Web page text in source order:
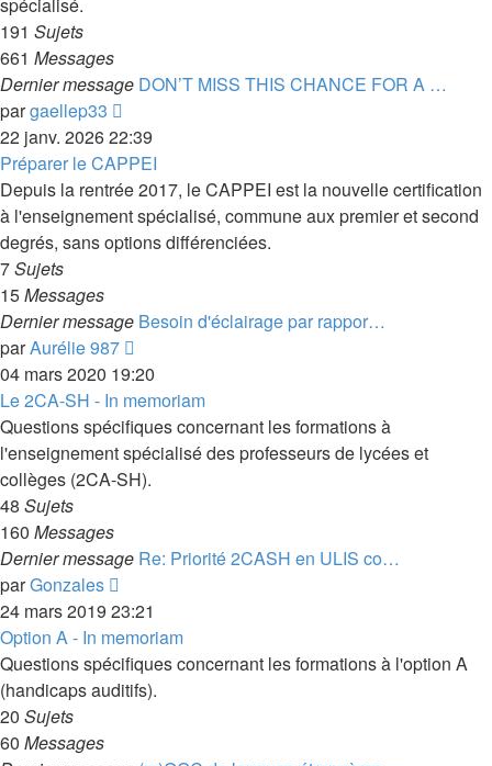
191 Sujets
661 Messages
Dernier message DON’T MISS THIS CHANCE FOR A …
pargaellep33
le
dernier
message
22 janv. 2026 22:39
Préparer le CAPPEI
Depuis la rentrée 2017, le CAPPEI est la nouvelle certification
à l'enseignement spécialisé, commune aux premier et second
degrés, sans options différenciées.
7Sujets
15Messages
Dernier message Besoin d'éclairage par rappor…
parAurélie 987
le
dernier
message
04 mars 2020 19:20
Le 2CA-SH - In memoriam
Questions spécifiques concernant les formations à
l'enseignement spécialisé des professeurs de lycées et
collèges (2CA-SH).
48 Sujets
160 Messages
Dernier message Re: Priorité 2CASH en ULIS co…
parGonzales
le
dernier
message
24 mars 2019 23:21
Option A - In memoriam
Questions spécifiques concernant les formations à l'option A
(handicaps auditifs).
20 Sujets
60 Messages